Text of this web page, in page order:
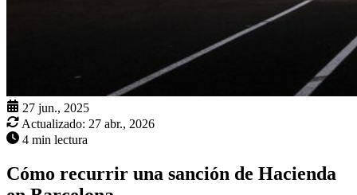
27 jun., 2025
Actualizado: 27 abr., 2026
4 min lectura
Cómo recurrir una sanción de Hacienda